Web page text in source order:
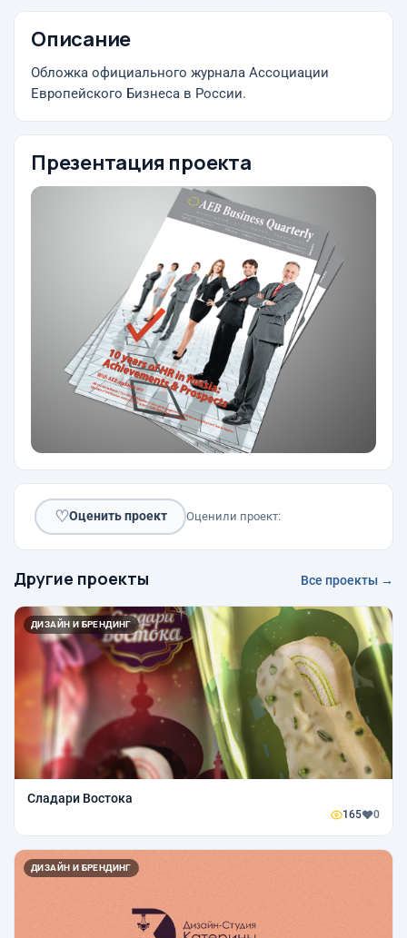
Описание
Обложка официального журнала Ассоциации
Европейского Бизнеса в России.
Презентация проекта
♡Оценить проект Оценили проект:
Другие проекты Все проекты →
ДИЗАЙН И БРЕНДИНГ
Сладари Востока
165 0
ДИЗАЙН И БРЕНДИНГ